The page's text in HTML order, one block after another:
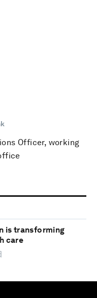
Officer, working
is transforming
care